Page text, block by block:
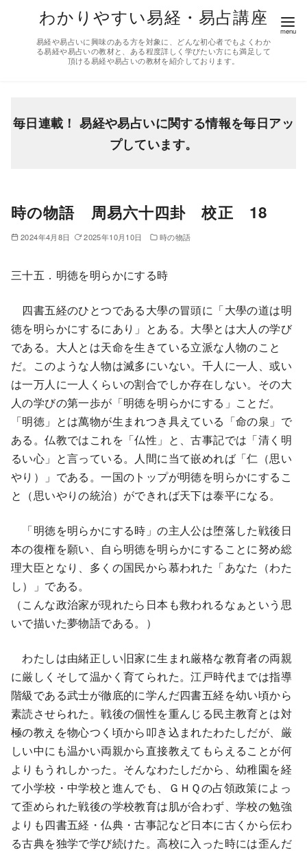
わかりやすい易経・易占講座
易経や易占いに興味のある方を対象に、どんな初心者でもよくわか
る易経や易占いの教材と、ある程度詳しく学びたい方にも満足して
頂ける易経や易占いの教材を紹介しております。
毎日連載！ 易経や易占いに関する情報を毎日アッ
プしています。
時の物語 周易六十四卦 校正 18
2024年4月8日 2025年10月10日 時の物語
三十五．明徳を明らかにする時
四書五経のひとつである大學の冒頭に「大學の道は明
徳を明らかにするにあり」とある。大學とは大人の学び
である。大人とは天命を生きている立派な人物のこと
だ。このような人物は滅多にいない。千人に一人、或い
は一万人に一人くらいの割合でしか存在しない。その大
人の学びの第一歩が「明徳を明らかにする」ことだ。
「明徳」とは萬物が生まれつき具えている「命の泉」で
ある。仏教ではこれを「仏性」と、古事記では「清く明
るい心」と言っている。人間に当て嵌めれば「仁（思い
やり）」である。一国のトップが明徳を明らかにするこ
と（思いやりの統治）ができれば天下は泰平になる。
「明徳を明らかにする時」の主人公は堕落した戦後日
本の復権を願い、自ら明徳を明らかにすることに努め総
理大臣となり、多くの国民から慕われた「あなた（わた
し）」である。
（こんな政治家が現れたら日本も救われるなぁという思
いで描いた夢物語である。）
わたしは由緒正しい旧家に生まれ厳格な教育者の両親
に厳しくそして温かく育てられた。江戸時代までは指導
階級である武士が徹底的に学んだ四書五経を幼い頃から
素読させられた。戦後の個性を重んじる民主教育とは対
極の教えを物心つく頃から叩き込まれたわたしだが、厳
しい中にも温かい両親から直接教えてもらえることが何
よりもうれしかった。そんなわたしだから、幼稚園を経
て小学校・中学校と進んでも、ＧＨＱの占領政策によっ
て歪められた戦後の学校教育は肌が合わず、学校の勉強
よりも四書五経・仏典・古事記など日本に古くから伝わ
る古典を独学で学び続けた。高校に入った時には歪んだ